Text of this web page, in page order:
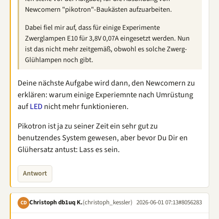
Newcomern "pikotron"-Baukästen aufzuarbeiten.
Dabei fiel mir auf, dass für einige Experimente
Zwerglampen E10 für 3,8V 0,07A eingesetzt werden. Nun
ist das nicht mehr zeitgemäß, obwohl es solche Zwerg-
Glühlampen noch gibt.
Deine nächste Aufgabe wird dann, den Newcomern zu
erklären: warum einige Experiemnte nach Umrüstung
aufLED nicht mehr funktionieren.
Pikotron ist ja zu seiner Zeit ein sehr gut zu
benutzendes System gewesen, aber bevor Du Dir en
Glühersatz antust: Lass es sein.
Antwort
CD Christoph db1uq K.(christoph_kessler) 2026-06-01 07:13#8056283